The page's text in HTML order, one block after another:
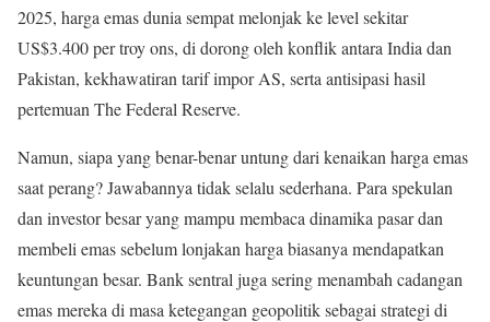
2025, harga emas dunia sempat melonjak ke level sekitar
US$3.400 per troy ons, di dorong oleh konflik antara India dan
Pakistan, kekhawatiran tarif impor AS, serta antisipasi hasil
pertemuan The Federal Reserve.
Namun, siapa yang benar-benar untung dari kenaikan harga emas
saat perang? Jawabannya tidak selalu sederhana. Para spekulan
dan investor besar yang mampu membaca dinamika pasar dan
membeli emas sebelum lonjakan harga biasanya mendapatkan
keuntungan besar. Bank sentral juga sering menambah cadangan
emas mereka di masa ketegangan geopolitik sebagai strategi di